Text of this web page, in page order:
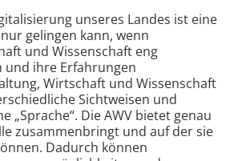
unseres Landes ist eine
gelingen kann, wenn
und Wissenschaft eng
ihre Erfahrungen
Wirtschaft und Wissenschaft
Sichtweisen und
„Sprache“. Die AWV bietet genau
zusammenbringt und auf der sie
Dadurch können